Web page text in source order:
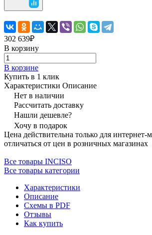
302 639₽
В корзину
В корзине
Купить в 1 клик
Характеристики Описание
Нет в наличии
Рассчитать доставку
Нашли дешевле?
Хочу в подарок
Цена действительна только для интернет-
отличаться от цен в розничных магазинах
Все товары INCISO
Все товары категории
Характеристики
Описание
Схемы в PDF
Отзывы
Как купить